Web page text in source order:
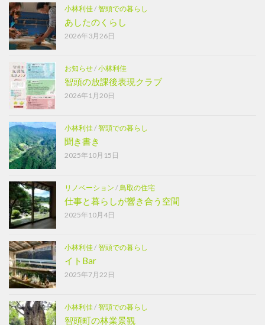
小林利佳/智頭での暮らし
あしたのくらし
2026年3月26日
お知らせ/小林利佳
智頭の放課後表現クラブ
2026年1月20日
小林利佳/智頭での暮らし
聞き書き
2025年10月15日
リノベーション /鳥取の住宅
仕事と暮らしが響き合う空間
2025年10月4日
小林利佳/智頭での暮らし
イトBar
2025年7月22日
小林利佳/智頭での暮らし
智頭町の林業景観